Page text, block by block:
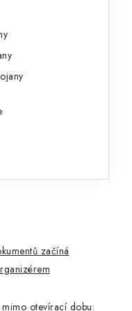
začíná
otevírací dobu: